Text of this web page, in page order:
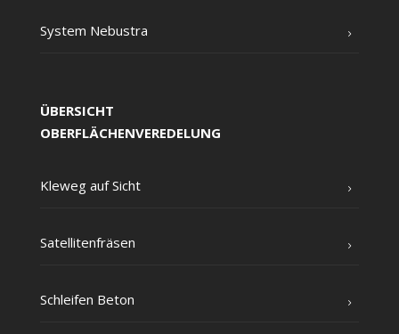
Sys­tem Nebustra
ÜBERSICHT
OBERFLÄCHENVEREDELUNG
Kle­weg auf Sicht
Satel­li­ten­frä­sen
Schlei­fen Beton